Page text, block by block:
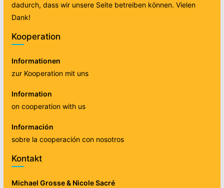
dadurch, dass wir unsere Seite betreiben können. Vielen
Dank!
Kooperation
Informationen
zur Kooperation mit uns
Information
on cooperation with us
Información
sobre la cooperación con nosotros
Kontakt
Michael Grosse & Nicole Sacré